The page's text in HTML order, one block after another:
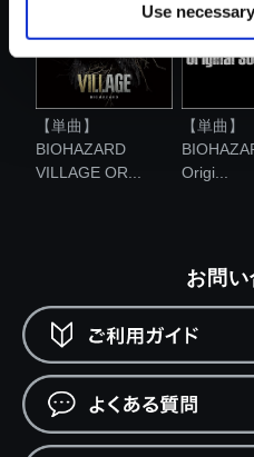
Use
【単曲】
BIOHAZARD
VILLAGE OR...
【単曲】
Origi...
お問